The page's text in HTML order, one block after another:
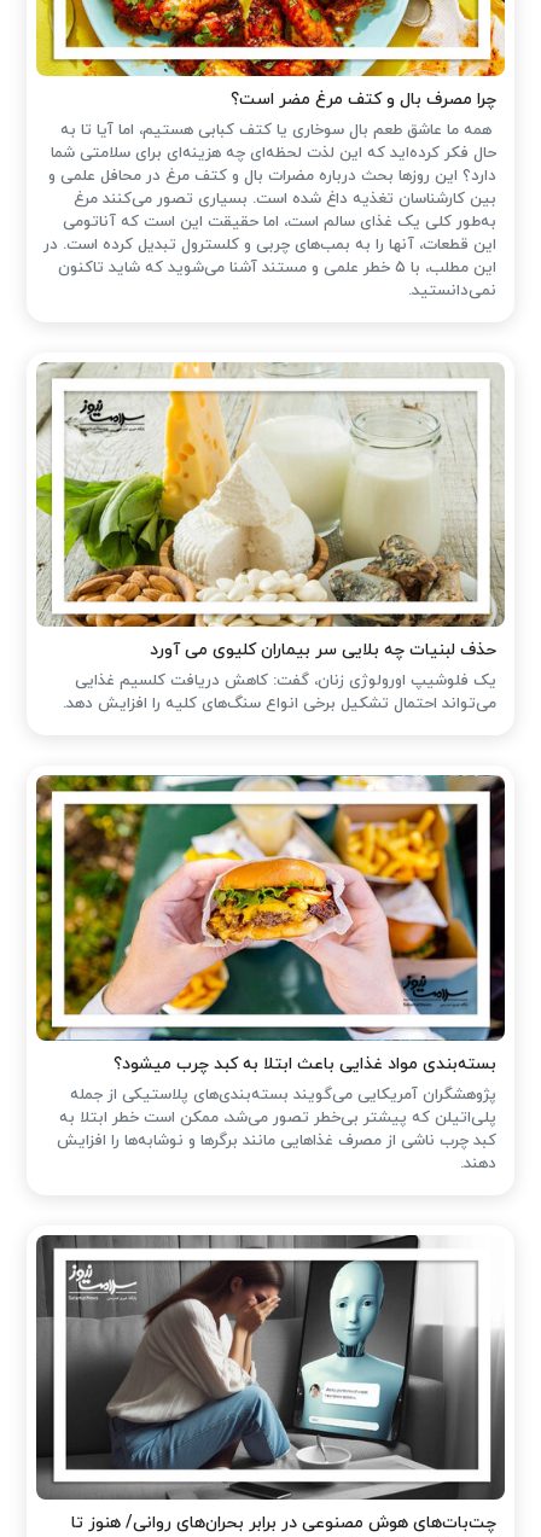
چرا مصرف بال و کتف مرغ مضر است؟
همه ما عاشق طعم بال سوخاری یا کتف کبابی هستیم، اما آیا تا به
حال فکر کرده‌اید که این لذت لحظه‌ای چه هزینه‌ای برای سلامتی شما
دارد؟ این روزها بحث درباره مضرات بال و کتف مرغ در محافل علمی و
بین کارشناسان تغذیه داغ شده است. بسیاری تصور می‌کنند مرغ
به‌طور کلی یک غذای سالم است، اما حقیقت این است که آناتومی
این قطعات، آنها را به بمب‌های چربی و کلسترول تبدیل کرده است. در
این مطلب، با ۵ خطر علمی و مستند آشنا می‌شوید که شاید تاکنون
نمی‌دانستید.
حذف لبنیات چه بلایی سر بیماران کلیوی می آورد
یک فلوشیپ اورولوژی زنان، گفت: کاهش دریافت کلسیم غذایی
می‌تواند احتمال تشکیل برخی انواع سنگ‌های کلیه را افزایش دهد.
بسته‌بندی مواد غذایی باعث ابتلا به کبد چرب میشود؟
پژوهشگران آمریکایی می‌گویند بسته‌بندی‌های پلاستیکی از جمله
پلی‌اتیلن که پیشتر بی‌خطر تصور می‌شد، ممکن است خطر ابتلا به
کبد چرب ناشی از مصرف غذاهایی مانند برگرها و نوشابه‌ها را افزایش
دهند.
چت‌بات‌های هوش مصنوعی در برابر بحران‌های روانی/ هنوز تا